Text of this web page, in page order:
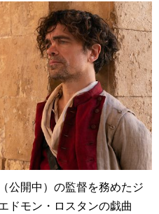
公開中）の監督を務めたジ
ドモン・ロスタンの戯曲